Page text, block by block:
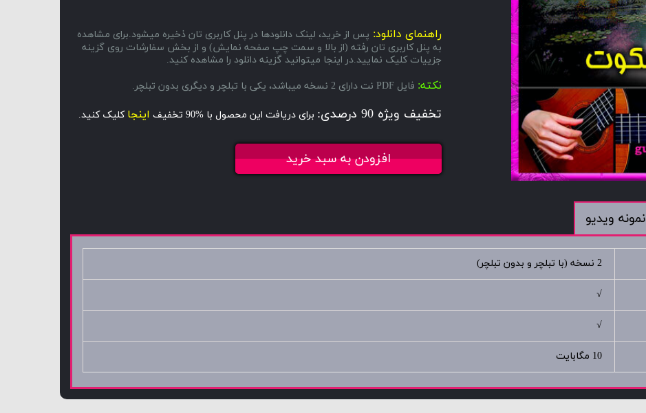
راهنمای دانلود: پس از خرید، لینک دانلودها در پنل کاربری تان ذخیره میشود.برای مشاهده
به پنل کاربری تان رفته (از بالا و سمت چپ صفحه نمایش) و از بخش سفارشات روی گزینه
جزییات کلیک نمایید.در اینجا میتوانید گزینه دانلود را مشاهده کنید.
نکته: فایل PDF نت دارای 2 نسخه میباشد، یکی با تبلچر و دیگری بدون تبلچر.
تخفیف ویژه 90 درصدی: برای دریافت این محصول با %90 تخفیف اینجا کلیک کنید.
افزودن به سبد خرید
نمونه ویدیو
2 نسخه (با تبلچر و بدون تبلچر)
√
√
10 مگابایت